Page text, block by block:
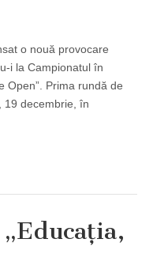
o nouă provocare
i la Campionatul în
Open”. Prima rundă de
19 decembrie, în